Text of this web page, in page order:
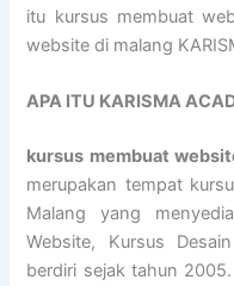
itu kursus membuat
website di malang
APA ITU KARISMA
kursus membuat
merupakan tempat
Malang yang
Website, Kursus
berdiri sejak tahun